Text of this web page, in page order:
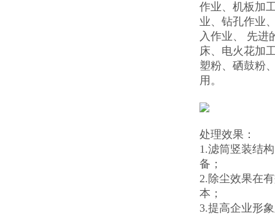
作业、机板加
业、钻孔作业
入作业、 先进
床、电火花加
塑粉、硒鼓粉
用。
处理效果：
1.滤筒竖装结
备；
2.除尘效果在
本；
3.提高企业形